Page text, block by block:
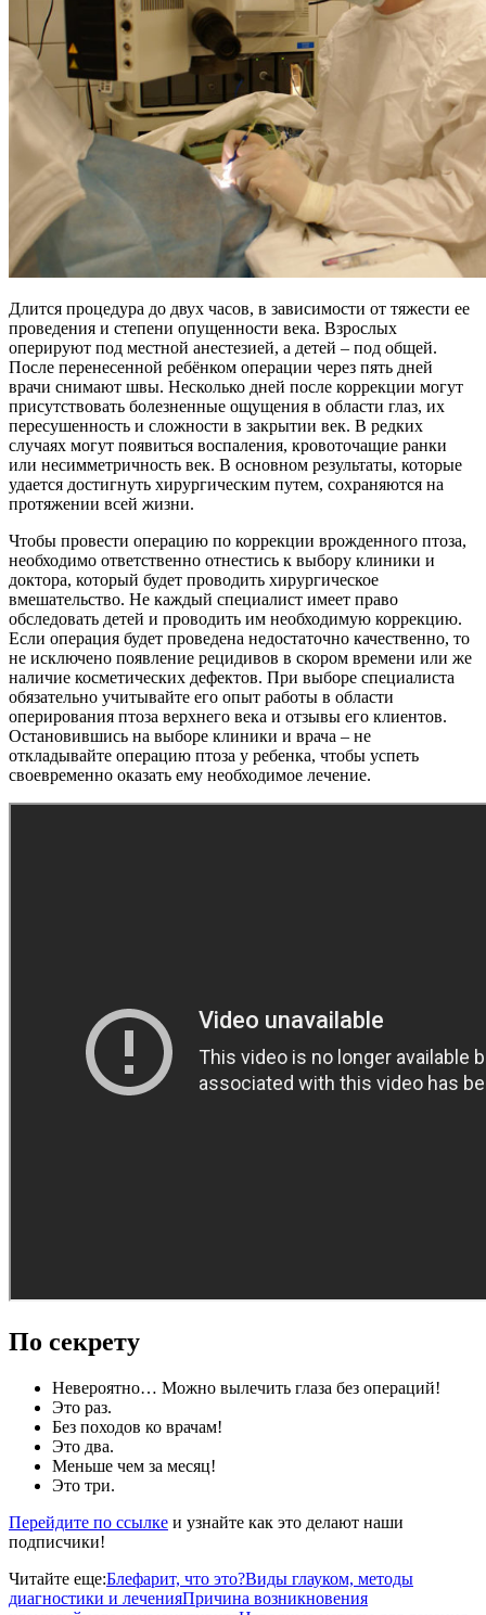
Длится процедура до двух часов, в зависимости от тяжести ее
проведения и степени опущенности века. Взрослых
оперируют под местной анестезией, а детей – под общей.
После перенесенной ребёнком операции через пять дней
врачи снимают швы. Несколько дней после коррекции могут
присутствовать болезненные ощущения в области глаз, их
пересушенность и сложности в закрытии век. В редких
случаях могут появиться воспаления, кровоточащие ранки
или несимметричность век. В основном результаты, которые
удается достигнуть хирургическим путем, сохраняются на
протяжении всей жизни.
Чтобы провести операцию по коррекции врожденного птоза,
необходимо ответственно отнестись к выбору клиники и
доктора, который будет проводить хирургическое
вмешательство. Не каждый специалист имеет право
обследовать детей и проводить им необходимую коррекцию.
Если операция будет проведена недостаточно качественно, то
не исключено появление рецидивов в скором времени или же
наличие косметических дефектов. При выборе специалиста
обязательно учитывайте его опыт работы в области
оперирования птоза верхнего века и отзывы его клиентов.
Остановившись на выборе клиники и врача – не
откладывайте операцию птоза у ребенка, чтобы успеть
своевременно оказать ему необходимое лечение.
По секрету
Невероятно… Можно вылечить глаза без операций!
Это раз.
Без походов ко врачам!
Это два.
Меньше чем за месяц!
Это три.
Перейдите по ссылке и узнайте как это делают наши
подписчики!
Читайте еще:Блефарит, что это?Виды глауком, методы
диагностики и леченияПричина возникновения